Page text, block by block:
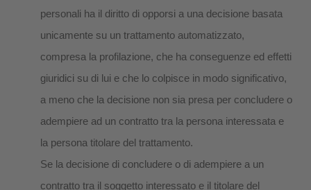
personali ha il diritto di opporsi a una decisione basata
unicamente su un trattamento automatizzato,
compresa la profilazione, che ha conseguenze ed effetti
giuridici su di lui e che lo colpisce in modo significativo,
a meno che la decisione non sia presa per concludere o
adempiere ad un contratto tra la persona interessata e
la persona titolare del trattamento.
Se la decisione di concludere o di adempiere a un
contratto tra il soggetto interessato e il titolare del